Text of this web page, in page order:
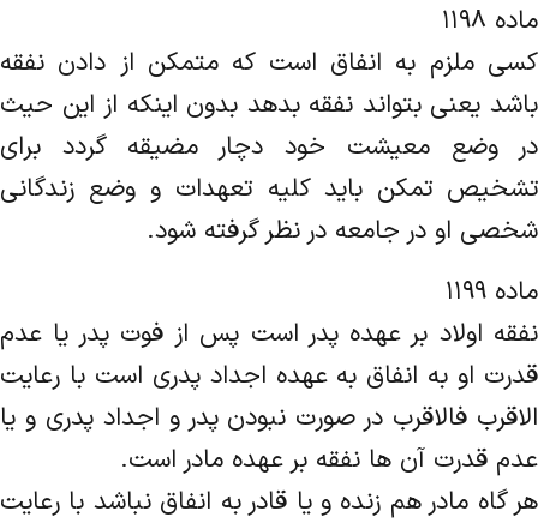
ماده ۱۱۹۸
کسی ملزم به انفاق است که متمکن از دادن نفقه
باشد یعنی بتواند نفقه بدهد بدون اینکه از این حیث
در وضع معیشت خود دچار ‌مضیقه گردد برای
تشخیص تمکن باید کلیه تعهدات و وضع زندگانی
شخصی او در جامعه در نظر گرفته شود.
ماده ۱۱۹۹
نفقه اولاد بر عهده پدر است پس از فوت پدر یا عدم
قدرت او به انفاق به عهده اجداد پدری است با رعایت
الاقرب‌ فالاقرب در صورت ‌نبودن پدر و اجداد پدری و یا
عدم قدرت آن ها نفقه بر عهده مادر است.
هر گاه مادر هم زنده و یا قادر به انفاق نباشد با رعایت